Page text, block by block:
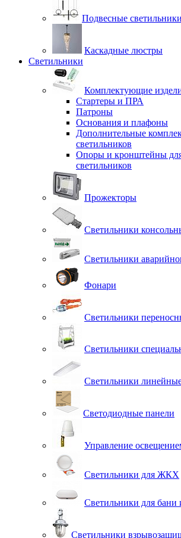
Подвесные светильники
Каскадные люстры
Светильники
Комплектующие
Стартеры и ПРА
Патроны
Основания и плафоны
Дополнительные
светильников
Опоры и кронштейны
светильников
Прожекторы
Светильники
Светильники
Фонари
Светильники
Светильники
Светильники
Светодиодные панели
Управление
Светильники для ЖКХ
Светильники для бани
Светильники